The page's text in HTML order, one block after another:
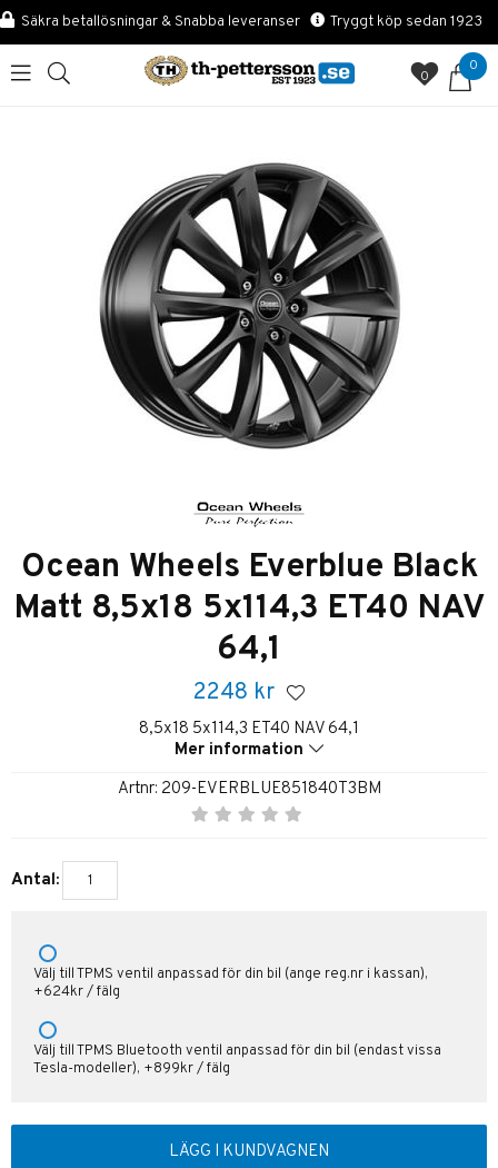
Säkra betallösningar & Snabba leveranser Tryggt köp sedan 1923
0
0
Ocean Wheels Everblue Black
Matt 8,5x18 5x114,3 ET40 NAV
64,1
2248 kr
8,5x18 5x114,3 ET40 NAV 64,1
Mer information
Artnr: 209-EVERBLUE851840T3BM
Antal:
Välj till TPMS ventil anpassad för din bil (ange reg.nr i kassan),
+624kr / fälg
Välj till TPMS Bluetooth ventil anpassad för din bil (endast vissa
Tesla-modeller), +899kr / fälg
LÄGG I KUNDVAGNEN